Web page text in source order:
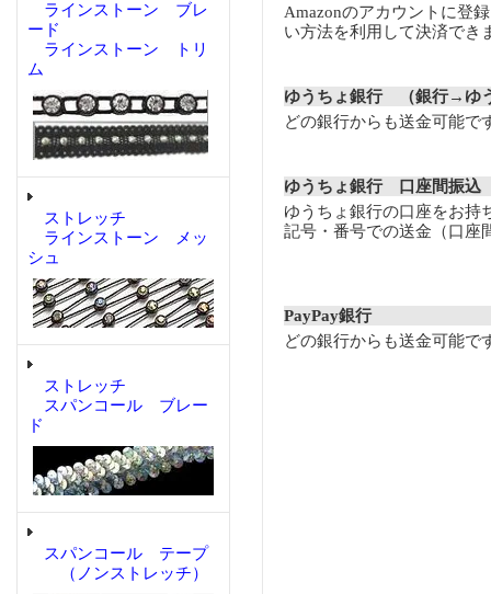
ラインストーン ブレ
ード
ラインストーン トリ
ム
ストレッチ
ラインストーン メッ
シュ
ストレッチ
スパンコール ブレー
ド
スパンコール テープ
（ノンストレッチ）
Amazonのアカウントに登
い方法を利用して決済でき
ゆうちょ銀行 （銀行→ゆ
どの銀行からも送金可能で
ゆうちょ銀行 口座間振込
ゆうちょ銀行の口座をお持
記号・番号での送金（口座
PayPay銀行
どの銀行からも送金可能で